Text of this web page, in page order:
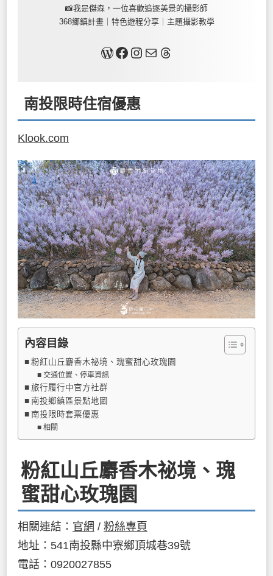
📸我是傑森，一位喜歡追逐美景的攝影師
368鄉鎮計畫｜特色遊程分享｜主題攝影教學
關於我Facebook InstagramMail Threads
南投限時住宿優惠
Klook.com
內容目錄
粉紅山丘麝香木祕境、瑰蜜甜心玫瑰園
交通位置、停車資訊
旅行履行中官方社群
南投鄉鎮區景點地圖
南投限時套票優惠
相關
粉紅山丘麝香木祕境、瑰
蜜甜心玫瑰園
相關連結： 官網 / 粉絲專頁
地址：541南投縣中寮鄉頂城巷39號
電話：0920027855